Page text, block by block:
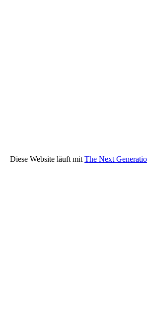
Diese Website läuft mit The Next